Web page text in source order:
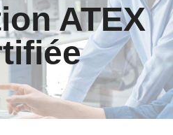
ATEX